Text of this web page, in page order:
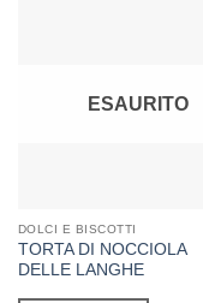
ESAURITO
DOLCI E BISCOTTI
TORTA DI NOCCIOLA
DELLE LANGHE